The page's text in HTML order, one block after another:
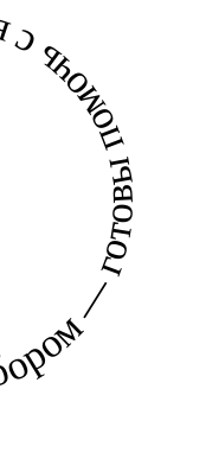
—